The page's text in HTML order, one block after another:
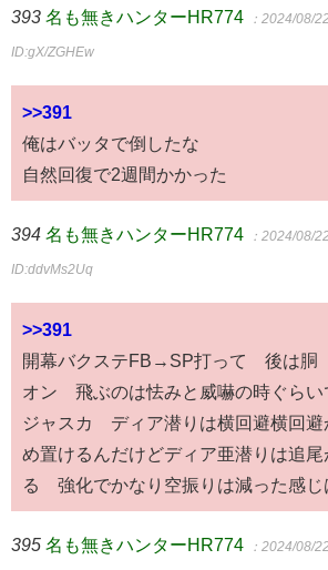
393 名も無きハンターHR774 ：2024/08/
ID:gX/ZGHEw
>>391
俺はバッタで倒したな
自然回復で2週間かかった
394 名も無きハンターHR774 ：2024/08/
ID:ddvMs2Uq
>>391
開幕バクステFB→SP打って 後は胴
オン 飛ぶのは怯みと威嚇の時ぐらい
ジャスカ ディア潜りは横回避横回避
め置けるんだけどディア亜潜りは追
る 強化でかなり空振りは減った感じ
395 名も無きハンターHR774 ：2024/08/